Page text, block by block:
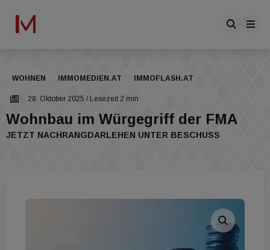
WOHNEN IMMOMEDIEN.AT IMMOFLASH.AT
28. Oktober 2025 / Lesezeit 2 min
Wohnbau im Würgegriff der FMA
JETZT NACHRANGDARLEHEN UNTER BESCHUSS